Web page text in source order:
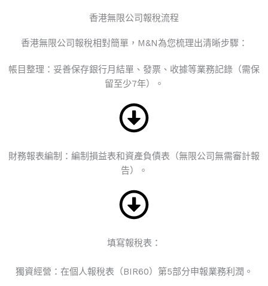
香港無限公司報稅流程
香港無限公司報稅相對簡單，M&N為您梳理出清晰步驟：
帳目整理：妥善保存銀行月結單、發票、收據等業務記錄（需保
留至少7年）。
財務報表編制：編制損益表和資產負債表（無限公司無需審計報
告）。
填寫報稅表：
獨資經營：在個人報稅表（BIR60）第5部分申報業務利潤。